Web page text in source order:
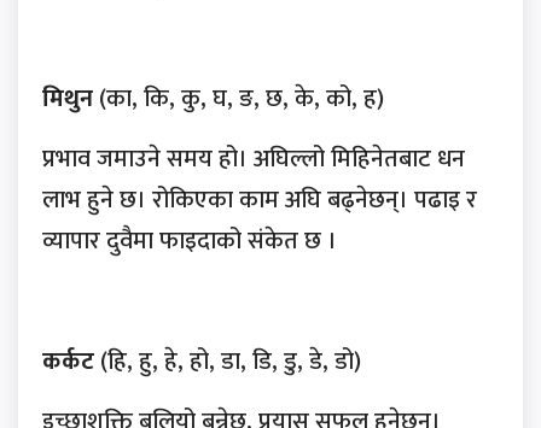
मिथुन(का, कि, कु, घ, ङ, छ, के, को, ह)
प्रभाव जमाउने समय हो। अघिल्लो मिहिनेतबाट धन
लाभ हुने छ। रोकिएका काम अघि बढ्नेछन्। पढाइ र
व्यापार दुवैमा फाइदाको संकेत छ ।
कर्कट(हि, हु, हे, हो, डा, डि, डु, डे, डो)